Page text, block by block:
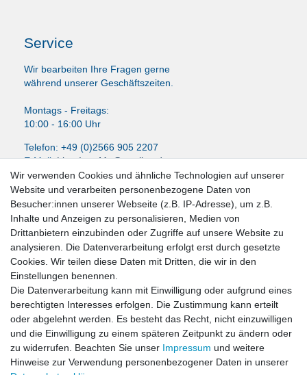
Service
Wir bearbeiten Ihre Fragen gerne
während unserer Geschäftszeiten.
Montags - Freitags:
10:00 - 16:00 Uhr
Telefon: +49 (0)2566 905 2207
E-Mail:LissyInterMo@t-online.de
News-Letter abonieren
VORNAME NACHNAME
E-MAIL **
Newsletter
Honig
Hiermit bestätige ich, dass ich dieDaten­schutz­erklärunggelesen habe. Meine
Einwilligung kann ich jederzeit widerrufen.**
Abonnieren
Wir verwenden Cookies und ähnliche Technologien auf unserer
Website und verarbeiten personenbezogene Daten von
Besucher:innen unserer Webseite (z.B. IP-Adresse), um z.B.
Inhalte und Anzeigen zu personalisieren, Medien von
Drittanbietern einzubinden oder Zugriffe auf unsere Website zu
analysieren. Die Datenverarbeitung erfolgt erst durch gesetzte
Cookies. Wir teilen diese Daten mit Dritten, die wir in den
Einstellungen benennen.
Die Datenverarbeitung kann mit Einwilligung oder aufgrund eines
berechtigten Interesses erfolgen. Die Zustimmung kann erteilt
oder abgelehnt werden. Es besteht das Recht, nicht einzuwilligen
und die Einwilligung zu einem späteren Zeitpunkt zu ändern oder
zu widerrufen. Beachten Sie unser Impressum und weitere
Hinweise zur Verwendung personenbezogener Daten in unserer